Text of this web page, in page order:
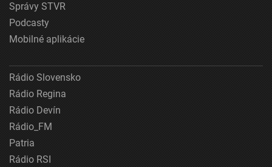
Správy STVR
Podcasty
Mobilné aplikácie
Rádio Slovensko
Rádio Regina
Rádio Devín
Rádio_FM
Patria
Rádio RSI